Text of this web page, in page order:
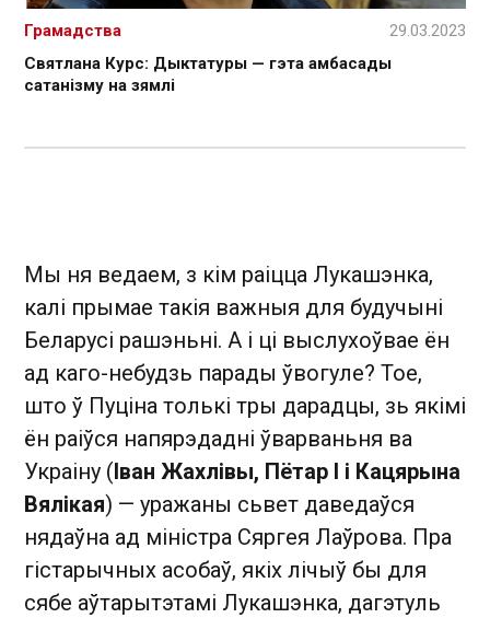
Святлана Курс: Дыктатуры — гэта амбасады
сатанізму на зямлі
Грамадства 29.03.2023
Мы ня ведаем, з кім раіцца Лукашэнка,
калі прымае такія важныя для будучыні
Беларусі рашэньні. А і ці выслухоўвае ён
ад каго-небудзь парады ўвогуле? Тое,
што ў Пуціна толькі тры дарадцы, зь якімі
ён раіўся напярэдадні ўварваньня ва
Украіну (Іван Жахлівы, Пётар І і Кацярына
Вялікая) — уражаны сьвет даведаўся
нядаўна ад міністра Сяргея Лаўрова. Пра
гістарычных асобаў, якіх лічыў бы для
сябе аўтарытэтамі Лукашэнка, дагэтуль